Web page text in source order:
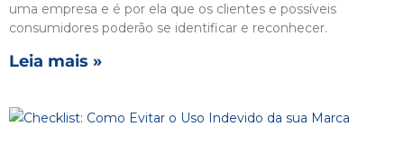
uma empresa e é por ela que os clientes e possíveis
consumidores poderão se identificar e reconhecer.
Leia mais »